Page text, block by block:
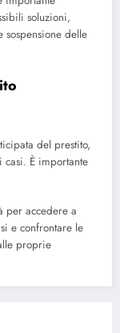
soluzioni,
sospensione delle
del prestito,
È importante
per accedere a
e confrontare le
proprie